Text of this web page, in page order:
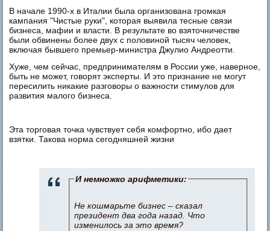
В начале 1990-х в Италии была организована громкая
кампания "Чистые руки", которая выявила тесные связи
бизнеса, мафии и власти. В результате во взяточничестве
были обвинены более двух с половиной тысяч человек,
включая бывшего премьер-министра Джулио Андреотти.
Хуже, чем сейчас, предпринимателям в России уже, наверное,
быть не может, говорят эксперты. И это признание не могут
пересилить никакие разговоры о важности стимулов для
развития малого бизнеса.
Эта торговая точка чувствует себя комфортно, ибо дает
взятки. Такова норма сегодняшней жизни
И немножко арифметики:
Не кошмарьте бизнес – сказал
президент два года назад. Что
изменилось за это время?